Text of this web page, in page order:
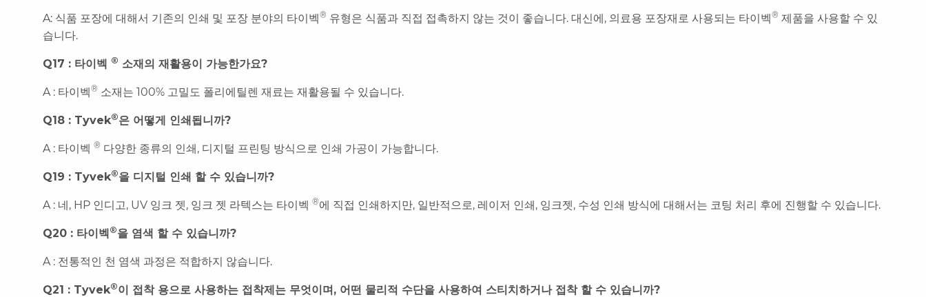
A: 식품 포장에 대해서 기존의 인쇄 및 포장 분야의 타이벡® 유형은 식품과 직접 접촉하지 않는 것이 좋습니다. 대신에, 의료용 포장재로 사용되는 타이벡® 제품을 사용할 수 있
습니다.
Q17 : 타이벡 ® 소재의 재활용이 가능한가요?
A : 타이벡® 소재는 100% 고밀도 폴리에틸렌 재료는 재활용될 수 있습니다.
Q18 : Tyvek®은 어떻게 인쇄됩니까?
A : 타이벡 ® 다양한 종류의 인쇄, 디지털 프린팅 방식으로 인쇄 가공이 가능합니다.
Q19 : Tyvek®을 디지털 인쇄 할 수 있습니까?
A : 네, HP 인디고, UV 잉크 젯, 잉크 젯 라텍스는 타이벡 ®에 직접 인쇄하지만, 일반적으로, 레이저 인쇄, 잉크젯, 수성 인쇄 방식에 대해서는 코팅 처리 후에 진행할 수 있습니다.
Q20 : 타이벡 ®을 염색 할 수 있습니까?
A : 전통적인 천 염색 과정은 적합하지 않습니다.
Q21 : Tyvek®이 접착 용으로 사용하는 접착제는 무엇이며, 어떤 물리적 수단을 사용하여 스티치하거나 접착 할 수 있습니까?